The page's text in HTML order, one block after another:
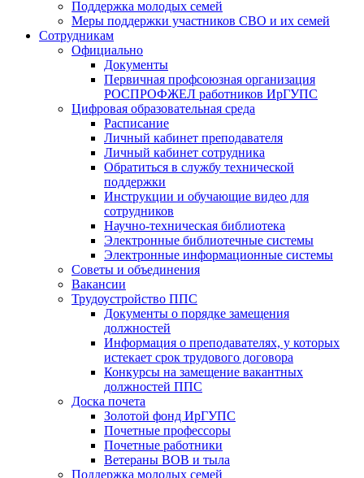
Поддержка молодых семей
Меры поддержки участников СВО и их семей
Сотрудникам
Официально
Документы
Первичная профсоюзная организация
РОСПРОФЖЕЛ работников ИрГУПС
Цифровая образовательная среда
Расписание
Личный кабинет преподавателя
Личный кабинет сотрудника
Обратиться в службу технической
поддержки
Инструкции и обучающие видео для
сотрудников
Научно-техническая библиотека
Электронные библиотечные системы
Электронные информационные системы
Советы и объединения
Вакансии
Трудоустройство ППС
Документы о порядке замещения
должностей
Информация о преподавателях, у которых
истекает срок трудового договора
Конкурсы на замещение вакантных
должностей ППС
Доска почета
Золотой фонд ИрГУПС
Почетные профессоры
Почетные работники
Ветераны ВОВ и тыла
Поддержка молодых семей